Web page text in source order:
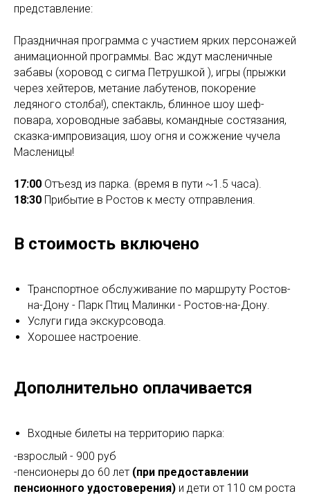
представление:
Праздничная программа с участием ярких персонажей
анимационной программы. Вас ждут масленичные
забавы (хоровод с сигма Петрушкой ), игры (прыжки
через хейтеров, метание лабутенов, покорение
ледяного столба!), спектакль, блинное шоу шеф-
повара, хороводные забавы, командные состязания,
сказка-импровизация, шоу огня и сожжение чучела
Масленицы!
17:00 Отъезд из парка. (время в пути ~1.5 часа).
18:30 Прибытие в Ростов к месту отправления.
В стоимость включено
Транспортное обслуживание по маршруту Ростов-
на-Дону - Парк Птиц Малинки - Ростов-на-Дону.
Услуги гида экскурсовода.
Хорошее настроение.
Дополнительно оплачивается
Входные билеты на территорию парка:
-взрослый - 900 руб
-пенсионеры до 60 лет (при предоставлении
пенсионного удостоверения) и дети от 110 см роста